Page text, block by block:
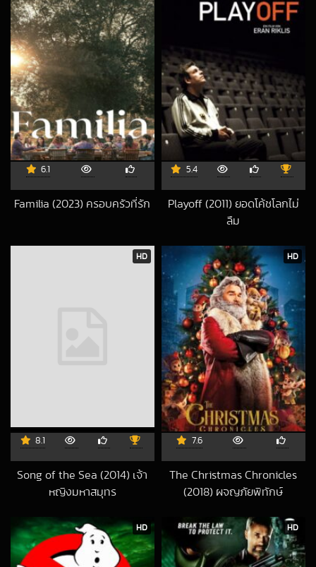
6.1
Familia (2023) ครอบครัวที่รัก
5.4
Playoff (2011) ยอดโค้ชโลกไม่
ลืม
HD
8.1
Song of the Sea (2014) เจ้า
หญิงมหาสมุทร
HD
7.6
The Christmas Chronicles
(2018) ผจญภัยพิทักษ์
2020-11-27 UTC
HD HD